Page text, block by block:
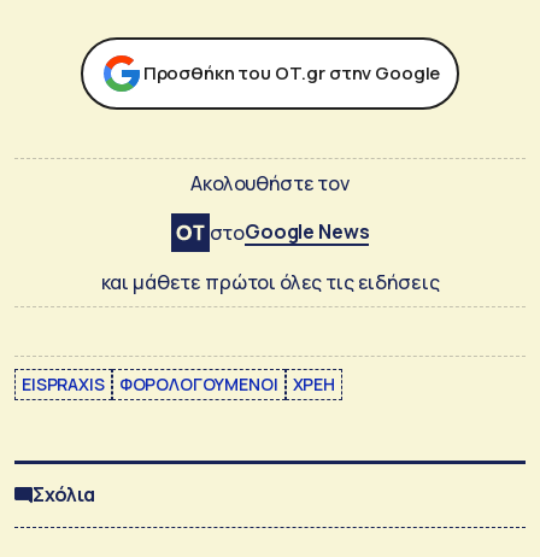
Προσθήκη του ΟΤ.gr στην Google
Ακολουθήστε τον
στοGoogle News
και μάθετε πρώτοι όλες τις ειδήσεις
EISPRAXIS ΦΟΡΟΛΟΓΟΥΜΕΝΟΙ ΧΡΕΗ
Σχόλια